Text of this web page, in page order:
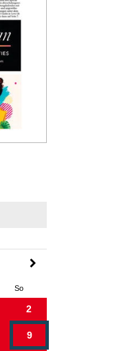
So
2
9